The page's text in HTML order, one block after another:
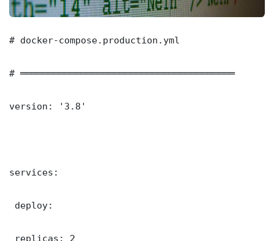
# docker-compose.production.yml
# ═══════════════════════════════════════
version: '3.8'
services:
deploy:
replicas: 2